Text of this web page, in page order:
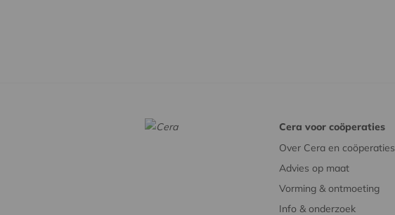
Cera voor coöperaties
Over Cera en coöperaties
Advies op maat
Vorming & ontmoeting
Info & onderzoek